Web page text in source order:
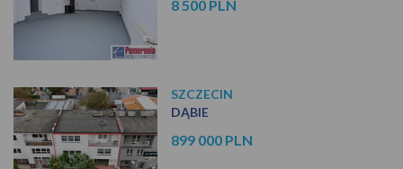
8 500 PLN
SZCZECIN
DĄBIE
899 000 PLN